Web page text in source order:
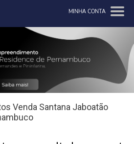
MINHA CONTA
Venda Santana Jaboatão